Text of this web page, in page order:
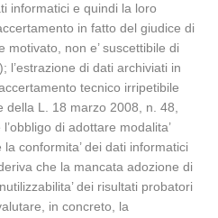
informatici e quindi la loro
in fatto del giudice di
non e’ suscettibile di
l’estrazione di dati archiviati in
tecnico irripetibile
della L. 18 marzo 2008, n. 48,
di adottare modalita’
conformita’ dei dati informatici
che la mancata adozione di
dei risultati probatori
in concreto, la